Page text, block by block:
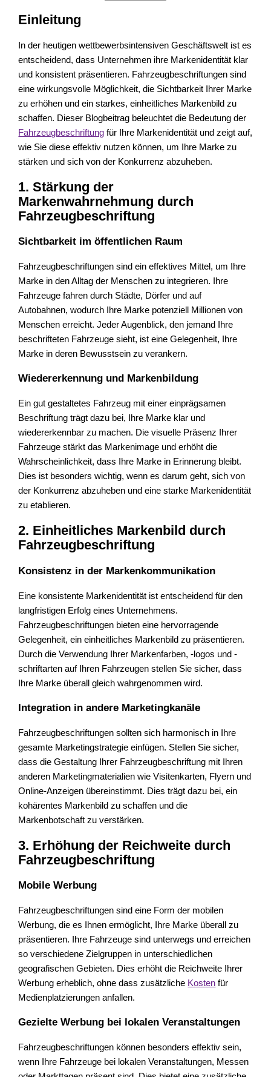
Einleitung
In der heutigen wettbewerbsintensiven Geschäftswelt ist es
entscheidend, dass Unternehmen ihre Markenidentität klar
und konsistent präsentieren. Fahrzeugbeschriftungen sind
eine wirkungsvolle Möglichkeit, die Sichtbarkeit Ihrer Marke
zu erhöhen und ein starkes, einheitliches Markenbild zu
schaffen. Dieser Blogbeitrag beleuchtet die Bedeutung der
Fahrzeugbeschriftung für Ihre Markenidentität und zeigt auf,
wie Sie diese effektiv nutzen können, um Ihre Marke zu
stärken und sich von der Konkurrenz abzuheben.
1. Stärkung der
Markenwahrnehmung durch
Fahrzeugbeschriftung
Sichtbarkeit im öffentlichen Raum
Fahrzeugbeschriftungen sind ein effektives Mittel, um Ihre
Marke in den Alltag der Menschen zu integrieren. Ihre
Fahrzeuge fahren durch Städte, Dörfer und auf
Autobahnen, wodurch Ihre Marke potenziell Millionen von
Menschen erreicht. Jeder Augenblick, den jemand Ihre
beschrifteten Fahrzeuge sieht, ist eine Gelegenheit, Ihre
Marke in deren Bewusstsein zu verankern.
Wiedererkennung und Markenbildung
Ein gut gestaltetes Fahrzeug mit einer einprägsamen
Beschriftung trägt dazu bei, Ihre Marke klar und
wiedererkennbar zu machen. Die visuelle Präsenz Ihrer
Fahrzeuge stärkt das Markenimage und erhöht die
Wahrscheinlichkeit, dass Ihre Marke in Erinnerung bleibt.
Dies ist besonders wichtig, wenn es darum geht, sich von
der Konkurrenz abzuheben und eine starke Markenidentität
zu etablieren.
2. Einheitliches Markenbild durch
Fahrzeugbeschriftung
Konsistenz in der Markenkommunikation
Eine konsistente Markenidentität ist entscheidend für den
langfristigen Erfolg eines Unternehmens.
Fahrzeugbeschriftungen bieten eine hervorragende
Gelegenheit, ein einheitliches Markenbild zu präsentieren.
Durch die Verwendung Ihrer Markenfarben, -logos und -
schriftarten auf Ihren Fahrzeugen stellen Sie sicher, dass
Ihre Marke überall gleich wahrgenommen wird.
Integration in andere Marketingkanäle
Fahrzeugbeschriftungen sollten sich harmonisch in Ihre
gesamte Marketingstrategie einfügen. Stellen Sie sicher,
dass die Gestaltung Ihrer Fahrzeugbeschriftung mit Ihren
anderen Marketingmaterialien wie Visitenkarten, Flyern und
Online-Anzeigen übereinstimmt. Dies trägt dazu bei, ein
kohärentes Markenbild zu schaffen und die
Markenbotschaft zu verstärken.
3. Erhöhung der Reichweite durch
Fahrzeugbeschriftung
Mobile Werbung
Fahrzeugbeschriftungen sind eine Form der mobilen
Werbung, die es Ihnen ermöglicht, Ihre Marke überall zu
präsentieren. Ihre Fahrzeuge sind unterwegs und erreichen
so verschiedene Zielgruppen in unterschiedlichen
geografischen Gebieten. Dies erhöht die Reichweite Ihrer
Werbung erheblich, ohne dass zusätzliche Kosten für
Medienplatzierungen anfallen.
Gezielte Werbung bei lokalen Veranstaltungen
Fahrzeugbeschriftungen können besonders effektiv sein,
wenn Ihre Fahrzeuge bei lokalen Veranstaltungen, Messen